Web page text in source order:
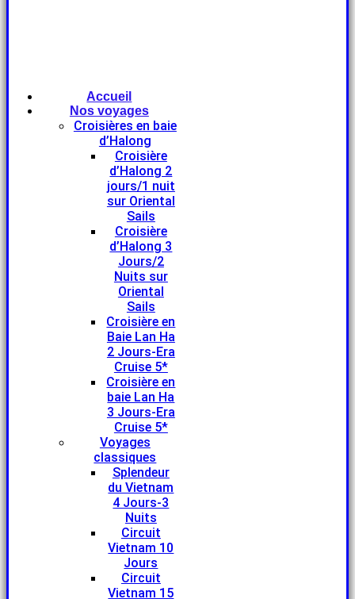
Accueil
Nos voyages
Croisières en baie
d’Halong
Croisière
d’Halong 2
jours/1 nuit
sur Oriental
Sails
Croisière
d’Halong 3
Jours/2
Nuits sur
Oriental
Sails
Croisière en
Baie Lan Ha
2 Jours-Era
Cruise 5*
Croisière en
baie Lan Ha
3 Jours-Era
Cruise 5*
Voyages
classiques
Splendeur
du Vietnam
4 Jours-3
Nuits
Circuit
Vietnam 10
Jours
Circuit
Vietnam 15